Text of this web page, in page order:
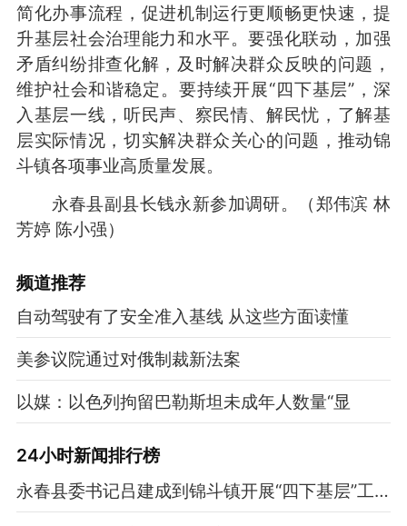
简化办事流程，促进机制运行更顺畅更快速，提
升基层社会治理能力和水平。要强化联动，加强
矛盾纠纷排查化解，及时解决群众反映的问题，
维护社会和谐稳定。要持续开展“四下基层”，深
入基层一线，听民声、察民情、解民忧，了解基
层实际情况，切实解决群众关心的问题，推动锦
斗镇各项事业高质量发展。
永春县副县长钱永新参加调研。（郑伟滨 林
芳婷 陈小强）
频道推荐
自动驾驶有了安全准入基线 从这些方面读懂
美参议院通过对俄制裁新法案
以媒：以色列拘留巴勒斯坦未成年人数量“显
24小时新闻排行榜
永春县委书记吕建成到锦斗镇开展“四下基层”工作调研